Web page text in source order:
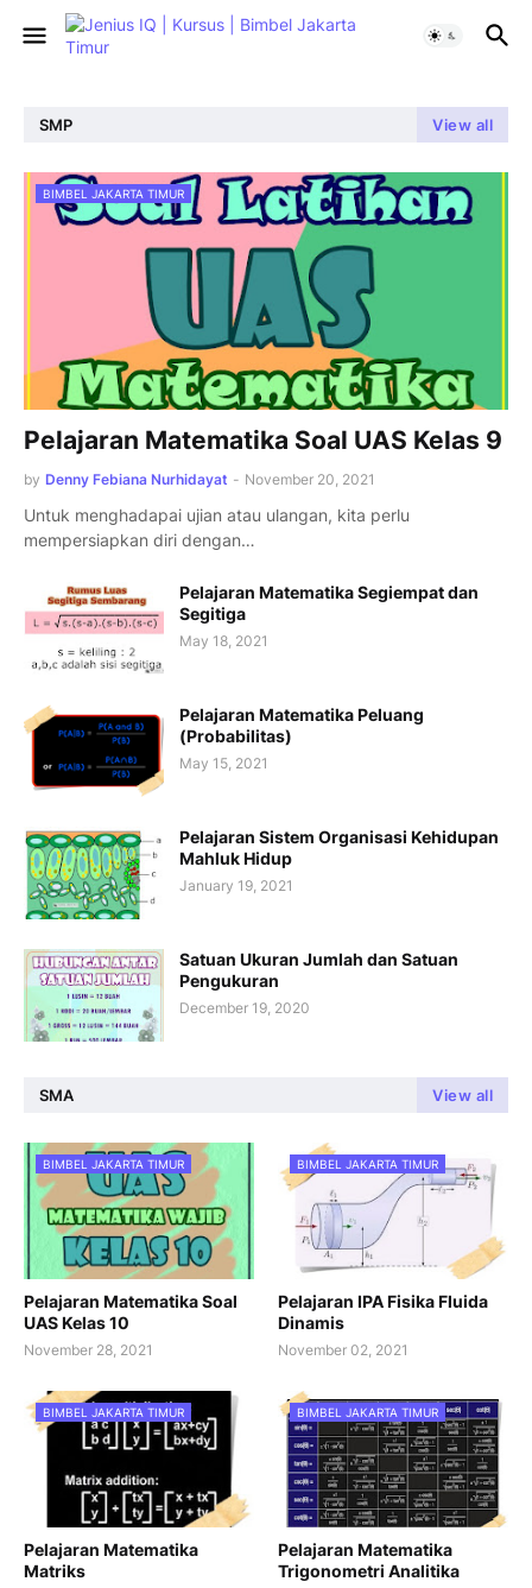
SMP View all
BIMBEL JAKARTA TIMUR
Pelajaran Matematika Soal UAS Kelas 9
by Denny Febiana Nurhidayat - November 20, 2021
Untuk menghadapai ujian atau ulangan, kita perlu
mempersiapkan diri dengan…
Pelajaran Matematika Segiempat dan
Segitiga
May 18, 2021
Pelajaran Matematika Peluang
(Probabilitas)
May 15, 2021
Pelajaran Sistem Organisasi Kehidupan
Mahluk Hidup
January 19, 2021
Satuan Ukuran Jumlah dan Satuan
Pengukuran
December 19, 2020
SMA View all
BIMBEL JAKARTA TIMUR
Pelajaran Matematika Soal
UAS Kelas 10
November 28, 2021
BIMBEL JAKARTA TIMUR
Pelajaran IPA Fisika Fluida
Dinamis
November 02, 2021
BIMBEL JAKARTA TIMUR
Pelajaran Matematika
Matriks
BIMBEL JAKARTA TIMUR
Pelajaran Matematika
Trigonometri Analitika